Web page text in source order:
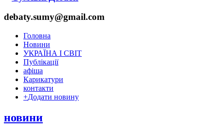
debaty.sumy@gmail.com
Головна
Новини
УКРАЇНА І СВІТ
Публікації
афіша
Карикатури
контакти
+Додати новину
новини